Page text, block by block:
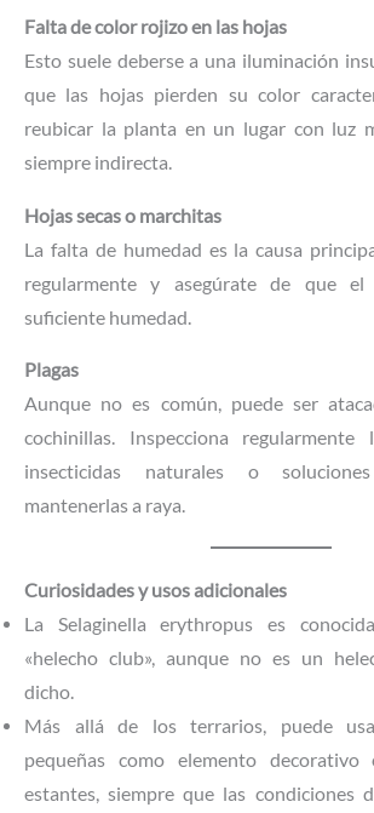
Falta de color rojizo en las hojas
Esto suele deberse a una iluminación
que las hojas pierden su color
reubicar la planta en un lugar con luz
siempre indirecta.
Hojas secas o marchitas
La falta de humedad es la causa
regularmente y asegúrate de que el
suficiente humedad.
Plagas
Aunque no es común, puede ser
cochinillas. Inspecciona
insecticidas naturales o
mantenerlas a raya.
Curiosidades y usos adicionales
La Selaginella erythropus es
«helecho club», aunque no es un
dicho.
Más allá de los terrarios, puede
pequeñas como elemento
estantes, siempre que las condiciones